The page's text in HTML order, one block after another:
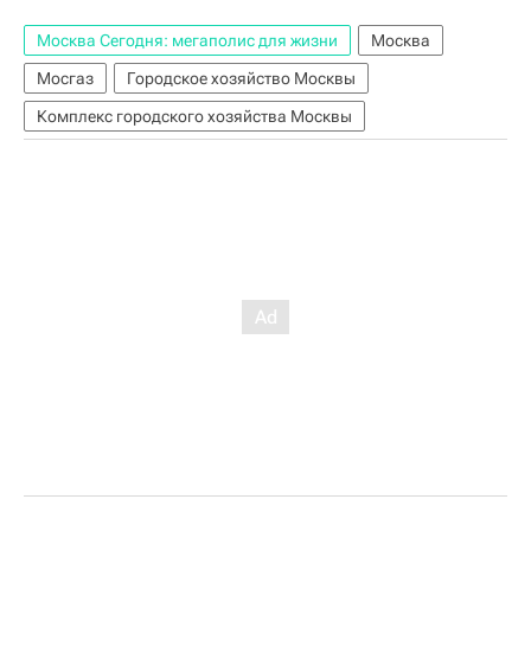
Москва Сегодня: мегаполис для жизни
Москва
Мосгаз
Городское хозяйство Москвы
Комплекс городского хозяйства Москвы